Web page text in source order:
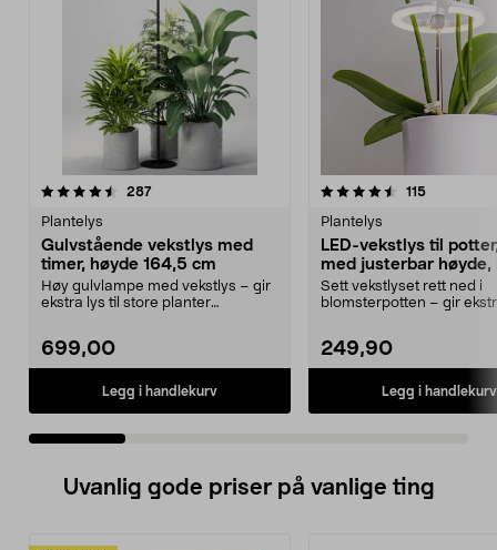
287anmeldelser
Plantelys
Gulvstående vekstlys med
timer, høyde 164,5 cm
Høy gulvlampe med vekstlys – gir
ekstra lys til store planter
699,00
Legg i handlekurv
4.5 av 5 stjerner 115
Plantelys
LED-vekstlys til
med justerbar høyde,
Sett vekstlyset rett ned i
blomsterpotten – gir
249,90
Legg i handlekurv
5.0 av 5 stjerner
Uvanlig gode priser på vanlige ting